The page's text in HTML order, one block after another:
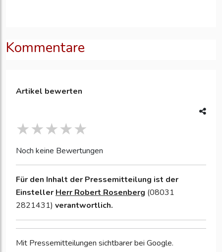
Kommentare
Artikel bewerten
Noch keine Bewertungen
Für den Inhalt der Pressemitteilung ist der
Einsteller Herr Robert Rosenberg (08031
2821431) verantwortlich.
Mit Pressemitteilungen sichtbarer bei Google.